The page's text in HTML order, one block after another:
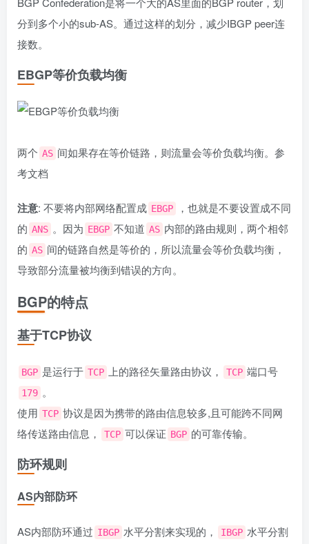
分到多个小的sub-AS。通过这样的划分，减少IBGP peer连
接数。
EBGP等价负载均衡
两个 AS 间如果存在等价链路，则流量会等价负载均衡。 参
考文档
注意: 不要将内部网络配置成 EBGP
，也就是不要设置成不同
的 ANS 。因为 EBGP 不知道 AS 内部的路由规则，两个相邻
的 AS 间的链路自然是等价的，所以流量会等价负载均衡，
导致部分流量被均衡到错误的方向。
BGP的特点
基于TCP协议
BGP 是运行于 TCP 上的路径矢量路由协议， TCP 端口号
179 。
使用 TCP 协议是因为携带的路由信息较多,且可能跨不同网
络传送路由信息，
TCP 可以保证 BGP 的可靠传输。
防环规则
AS内部防环
AS内部防环通过 IBGP 水平分割来实现的， IBGP 水平分割